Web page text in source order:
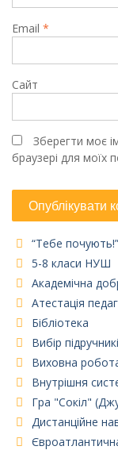
Email *
Сайт
Зберегти моє
браузері для моїх
“Тебе
5-8 класи НУШ
Академічна
Атестація
Бібліотека
Вибір
Виховна
Внутрішня
Гра "Сокіл"
Дистанційне